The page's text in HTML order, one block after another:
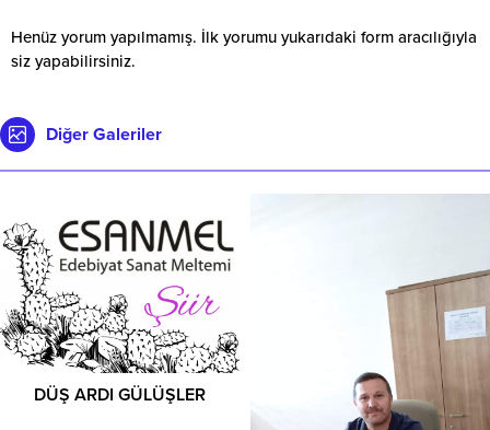
Henüz yorum yapılmamış. İlk yorumu yukarıdaki form aracılığıyla
siz yapabilirsiniz.
Diğer Galeriler
DÜŞ ARDI GÜLÜŞLER